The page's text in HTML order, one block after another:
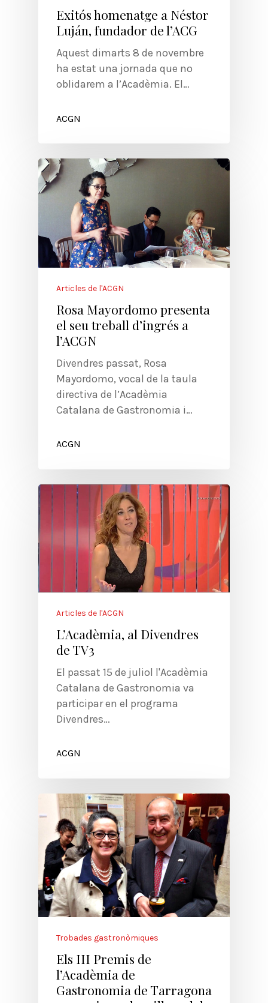
Exitós homenatge a Néstor
Luján, fundador de l’ACG
Aquest dimarts 8 de novembre
ha estat una jornada que no
oblidarem a l’Acadèmia. El…
ACGN
Articles de l'ACGN
Rosa Mayordomo presenta
el seu treball d’ingrés a
l’ACGN
Divendres passat, Rosa
Mayordomo, vocal de la taula
directiva de l’Acadèmia
Catalana de Gastronomia i…
ACGN
Articles de l'ACGN
L’Acadèmia, al Divendres
de TV3
El passat 15 de juliol l'Acadèmia
Catalana de Gastronomia va
participar en el programa
Divendres…
ACGN
Trobades gastronòmiques
Els III Premis de
l’Acadèmia de
Gastronomia de Tarragona